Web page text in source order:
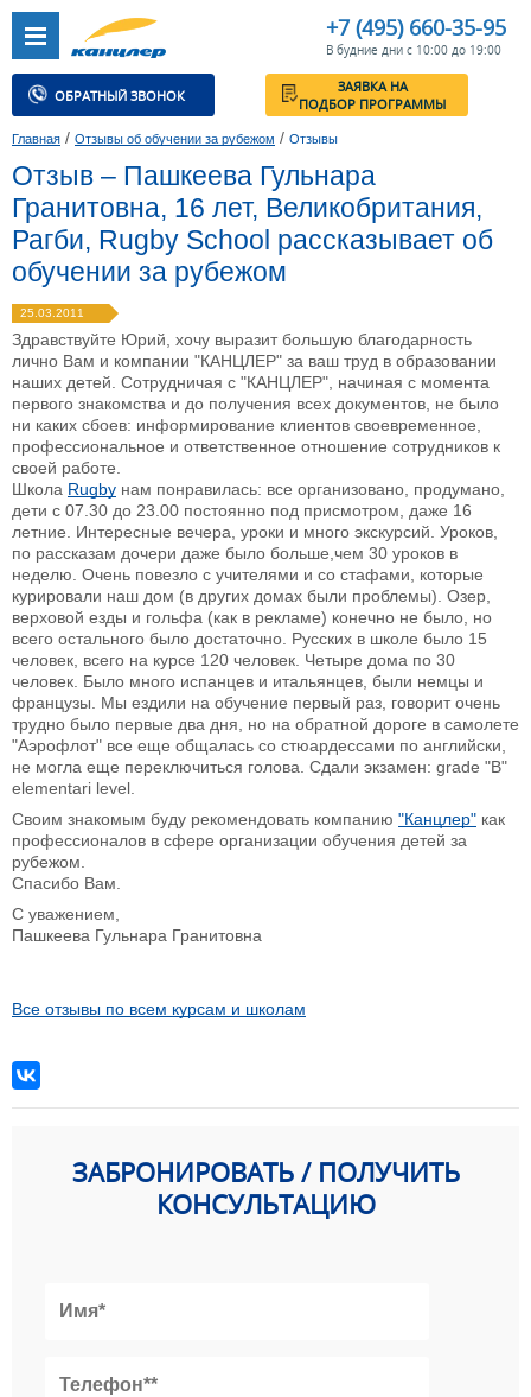
+7 (495) 660-35-95
В будние дни с 10:00 до 19:00
ОБРАТНЫЙ ЗВОНОК
ЗАЯВКА НА
ПОДБОР ПРОГРАММЫ
Главная / Отзывы об обучении за рубежом / Отзывы
Отзыв – Пашкеева Гульнара
Гранитовна, 16 лет, Великобритания,
Рагби, Rugby School рассказывает об
обучении за рубежом
25.03.2011
Здравствуйте Юрий, хочу выразит большую благодарность
лично Вам и компании "КАНЦЛЕР" за ваш труд в образовании
наших детей. Сотрудничая с "КАНЦЛЕР", начиная с момента
первого знакомства и до получения всех документов, не было
ни каких сбоев: информирование клиентов своевременное,
профессиональное и ответственное отношение сотрудников к
своей работе.
Школа Rugby нам понравилась: все организовано, продумано,
дети с 07.30 до 23.00 постоянно под присмотром, даже 16
летние. Интересные вечера, уроки и много экскурсий. Уроков,
по рассказам дочери даже было больше,чем 30 уроков в
неделю. Очень повезло с учителями и со стафами, которые
курировали наш дом (в других домах были проблемы). Озер,
верховой езды и гольфа (как в рекламе) конечно не было, но
всего остального было достаточно. Русских в школе было 15
человек, всего на курсе 120 человек. Четыре дома по 30
человек. Было много испанцев и итальянцев, были немцы и
французы. Мы ездили на обучение первый раз, говорит очень
трудно было первые два дня, но на обратной дороге в самолете
"Аэрофлот" все еще общалась со стюардессами по английски,
не могла еще переключиться голова. Сдали экзамен: grade "B"
elementari level.
Своим знакомым буду рекомендовать компанию "Канцлер" как
профессионалов в сфере организации обучения детей за
рубежом.
Спасибо Вам.
С уважением,
Пашкеева Гульнара Гранитовна
Все отзывы по всем курсам и школам
ЗАБРОНИРОВАТЬ / ПОЛУЧИТЬ
КОНСУЛЬТАЦИЮ